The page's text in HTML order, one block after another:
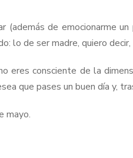
de emocionarme un
lo de ser madre, quiero
consciente de la
que pases un buen día y,
mayo.